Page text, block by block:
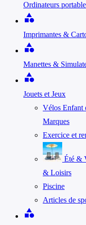
Ordinateurs
category
Imprimantes &
category
Manettes &
category
Jouets et Jeux
Vélos Enfant
Marques
Exercice et
Été &
& Loisirs
Piscine
Articles de
category